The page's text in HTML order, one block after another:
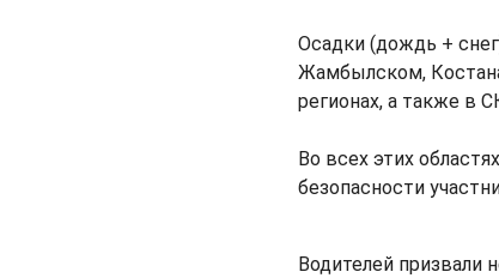
Осадки (дождь +
Жамбылском,
регионах, а также в
Во всех этих
безопасности
Водителей